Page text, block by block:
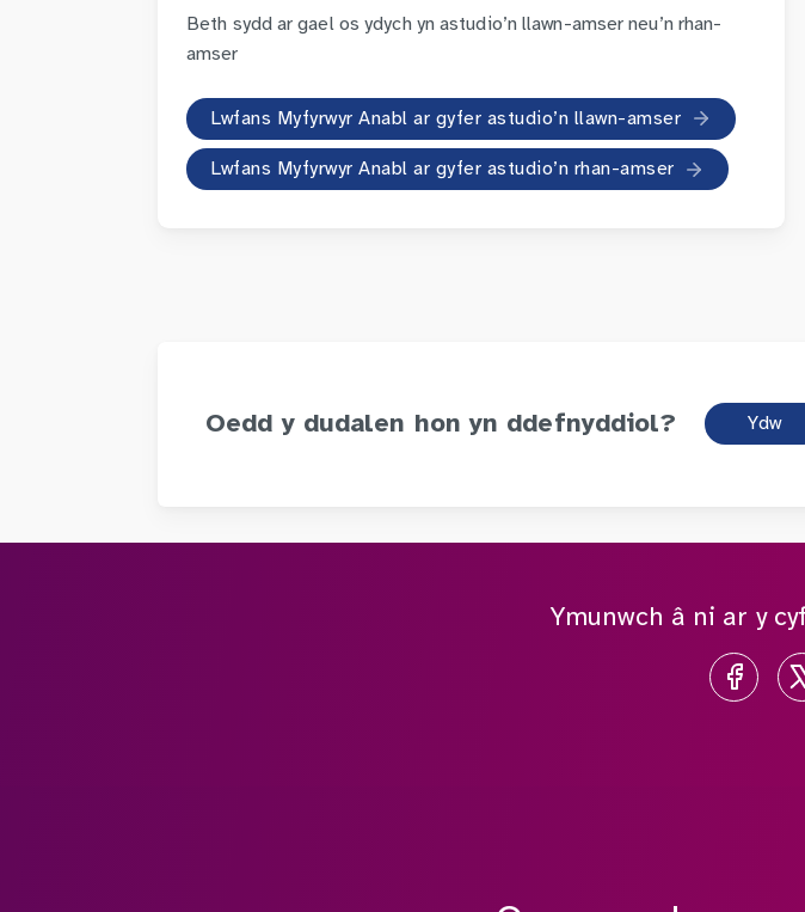
Beth sydd ar gael os ydych yn astudio’n llawn-amser neu’n rhan-
amser
Lwfans Myfyrwyr Anabl ar gyfer astudio’n llawn-amser
Lwfans Myfyrwyr Anabl ar gyfer astudio’n rhan-amser
Oedd y dudalen hon yn ddefnyddiol? Ydw
Ymunwch â ni ar y